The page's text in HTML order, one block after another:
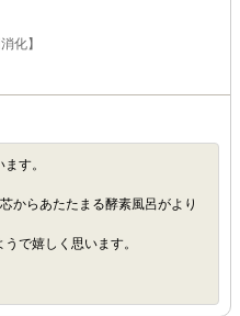
化】
す。
からあたたまる酵素風呂がより
で嬉しく思います。